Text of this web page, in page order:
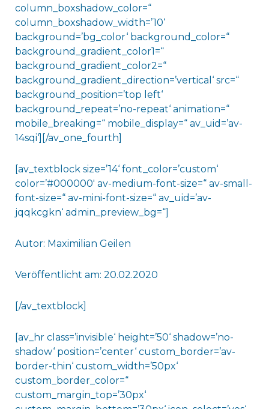
column_boxshadow_color=“
column_boxshadow_width=’10‘
background=’bg_color‘ background_color=“
background_gradient_color1=“
background_gradient_color2=“
background_gradient_direction=’vertical‘ src=“
background_position=’top left‘
background_repeat=’no-repeat‘ animation=“
mobile_breaking=“ mobile_display=“ av_uid=’av-
14sqi‘][/av_one_fourth]
[av_textblock size=’14‘ font_color=’custom‘
color=’#000000′ av-medium-font-size=“ av-small-
font-size=“ av-mini-font-size=“ av_uid=’av-
jqqkcgkn‘ admin_preview_bg=“]
Autor: Maximilian Geilen
Veröffentlicht am: 20.02.2020
[/av_textblock]
[av_hr class=’invisible‘ height=’50‘ shadow=’no-
shadow‘ position=’center‘ custom_border=’av-
border-thin‘ custom_width=’50px‘
custom_border_color=“
custom_margin_top=’30px‘